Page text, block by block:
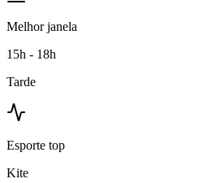
Melhor janela
15h - 18h
Tarde
Esporte top
Kite